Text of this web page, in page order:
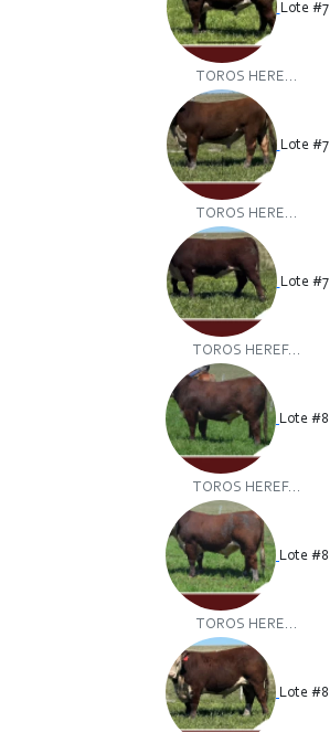
Lote #7
TOROS HERE...
Lote #7
TOROS HERE...
Lote #7
TOROS HEREF...
Lote #8
TOROS HEREF...
Lote #8
TOROS HERE...
Lote #8